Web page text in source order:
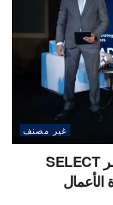
غير مصنف
جلسة “التحول الرقمي والتكنولوجيا” بمؤتمر SELECT